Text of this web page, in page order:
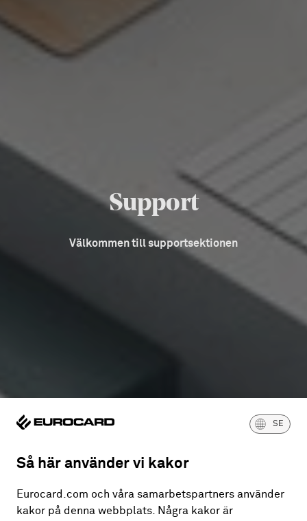
Support
Välkommen till supportsektionen
SE
Så här använder vi kakor
Eurocard.com och våra samarbetspartners använder
kakor på denna webbplats. Några kakor är